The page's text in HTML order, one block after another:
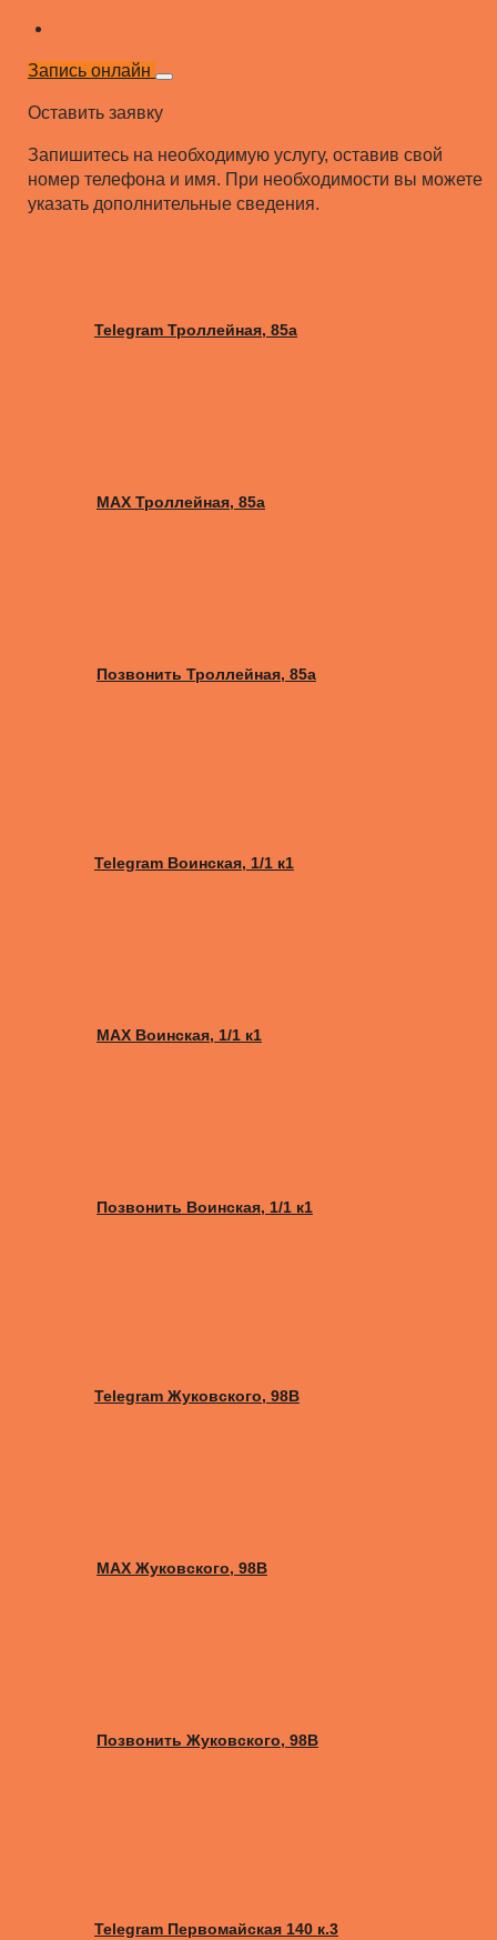
Запись онлайн
Оставить заявку
Запишитесь на необходимую услугу, оставив свой
номер телефона и имя. При необходимости вы можете
указать дополнительные сведения.
Telegram Троллейная, 85а
MAX Троллейная, 85а
Позвонить Троллейная, 85а
Telegram Воинская, 1/1 к1
MAX Воинская, 1/1 к1
Позвонить Воинская, 1/1 к1
Telegram Жуковского, 98B
MAX Жуковского, 98B
Позвонить Жуковского, 98B
Telegram Первомайская 140 к.3